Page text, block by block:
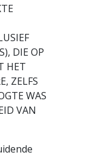
DIE OP
HET
ZELFS
WAS
VAN